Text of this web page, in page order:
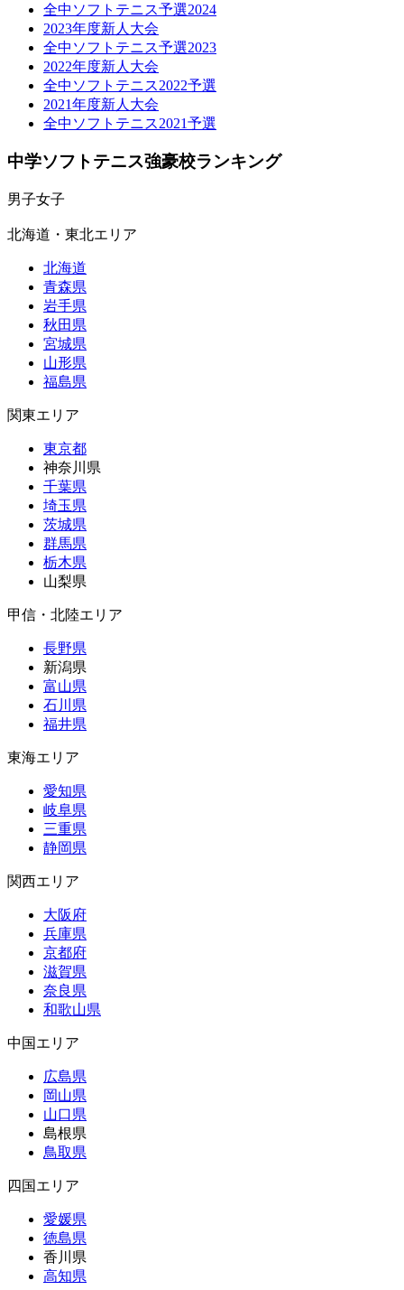
全中ソフトテニス予選2024
2023年度新人大会
全中ソフトテニス予選2023
2022年度新人大会
全中ソフトテニス2022予選
2021年度新人大会
全中ソフトテニス2021予選
中学ソフトテニス強豪校ランキング
男子女子
北海道・東北エリア
北海道
青森県
岩手県
秋田県
宮城県
山形県
福島県
関東エリア
東京都
神奈川県
千葉県
埼玉県
茨城県
群馬県
栃木県
山梨県
甲信・北陸エリア
長野県
新潟県
富山県
石川県
福井県
東海エリア
愛知県
岐阜県
三重県
静岡県
関西エリア
大阪府
兵庫県
京都府
滋賀県
奈良県
和歌山県
中国エリア
広島県
岡山県
山口県
島根県
鳥取県
四国エリア
愛媛県
徳島県
香川県
高知県